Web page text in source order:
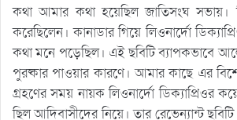
কথা আমার কথা হয়েছিল জাতিসংঘ সভায়।
করেছিলেন। কানাডার গিয়ে লিওনার্দো
কথা মনে পড়েছিল। এই ছবিটি ব্যাপকভাবে
পুরষ্কার পাওয়ার কারণে। আমার কাছে এর
গ্রহণের সময় নায়ক লিওনার্দো ডিক্যাপ্রিওর
ছিল আদিবাসীদের নিয়ে। তার রেভেন্যান্ট